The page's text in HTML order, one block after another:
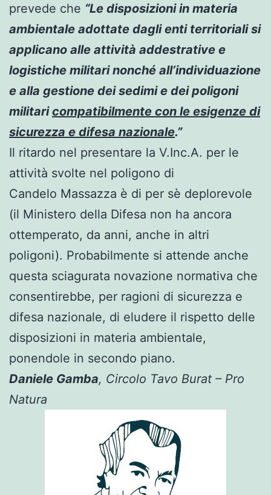
prevede che “Le disposizioni in materia
ambientale adottate dagli enti territoriali si
applicano alle attività addestrative e
logistiche militari nonché all’individuazione
e alla gestione dei sedimi e dei poligoni
militaricompatibilmente con le esigenze di
sicurezza e difesa nazionale.”
Il ritardo nel presentare la V.Inc.A. per le
attività svolte nel poligono di
Candelo Massazza è di per sè deplorevole
(il Ministero della Difesa non ha ancora
ottemperato, da anni, anche in altri
poligoni). Probabilmente si attende anche
questa sciagurata novazione normativa che
consentirebbe, per ragioni di sicurezza e
difesa nazionale, di eludere il rispetto delle
disposizioni in materia ambientale,
ponendole in secondo piano.
Daniele Gamba, Circolo Tavo Burat – Pro
Natura